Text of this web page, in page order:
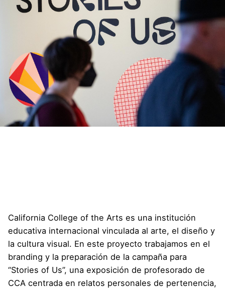
California College of the Arts es una institución
educativa internacional vinculada al arte, el diseño y
la cultura visual. En este proyecto trabajamos en el
branding y la preparación de la campaña para
“Stories of Us”, una exposición de profesorado de
CCA centrada en relatos personales de pertenencia,